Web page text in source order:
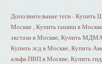
Дополнительные теги - Купить
Москве , Купить гашиш в
экстази в Москве, Купить
Купить лсд в Москве, Купить
альфа ПВП в Москве, Купить